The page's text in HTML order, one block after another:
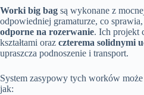
Worki big bag są wykonane z
odpowiedniej gramaturze, co
odporne na rozerwanie. Ich projekt
kształtami oraz czterema solidnymi
upraszcza podnoszenie i transport.
System zasypowy tych worków
jak: